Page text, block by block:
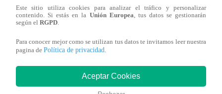
toma una difícil decisión por el futuro de
sus nietos!
También te puede
Este sitio utiliza cookies para analizar el tráfico y personalizar
contenido. Si estás en la Unión Europea , tus datos se gestionarán
según el RGPD
Para conocer mejor como se utilizan tus datos te invitamos leer nuestra
pagina de Política de privacidad
Aceptar Cookies